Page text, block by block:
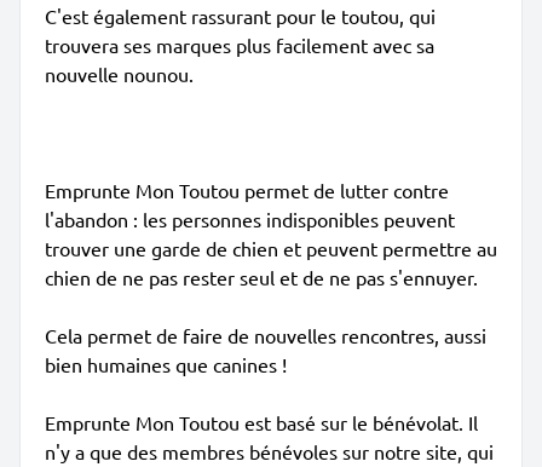
C'est également rassurant pour le toutou, qui
trouvera ses marques plus facilement avec sa
nouvelle nounou.
Emprunte Mon Toutou permet de lutter contre
l'abandon : les personnes indisponibles peuvent
trouver une garde de chien et peuvent permettre au
chien de ne pas rester seul et de ne pas s'ennuyer.
Cela permet de faire de nouvelles rencontres, aussi
bien humaines que canines !
Emprunte Mon Toutou est basé sur le bénévolat. Il
n'y a que des membres bénévoles sur notre site, qui